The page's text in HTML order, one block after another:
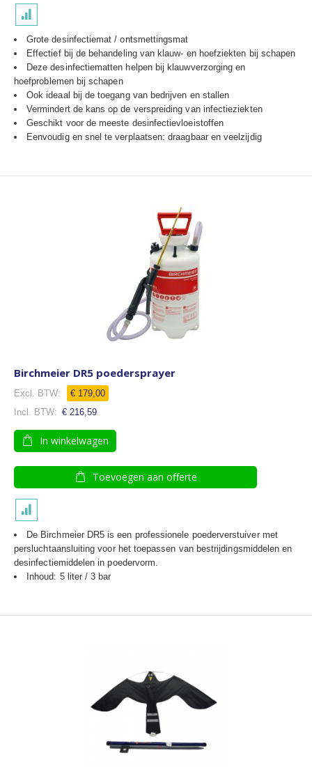
Grote desinfectiemat / ontsmettingsmat
Effectief bij de behandeling van klauw- en hoefziekten bij schapen
Deze desinfectiematten helpen bij klauwverzorging en
hoefproblemen bij schapen
Ook ideaal bij de toegang van bedrijven en stallen
Vermindert de kans op de verspreiding van infectieziekten
Geschikt voor de meeste desinfectievloeistoffen
Eenvoudig en snel te verplaatsen: draagbaar en veelzijdig
Birchmeier DR5 poedersprayer
€ 179,00
Speciale
€ 216,59
In winkelwagen
Toevoegen aan offerte
De Birchmeier DR5 is een professionele poederverstuiver met
persluchtaansluiting voor het toepassen van bestrijdingsmiddelen en
desinfectiemiddelen in poedervorm.
Inhoud: 5 liter / 3 bar